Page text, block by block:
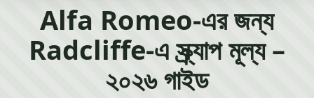
Alfa Romeo-এর জন্য
Radcliffe-এ স্ক্র্যাপ মূল্য –
২০২৬ গাইড